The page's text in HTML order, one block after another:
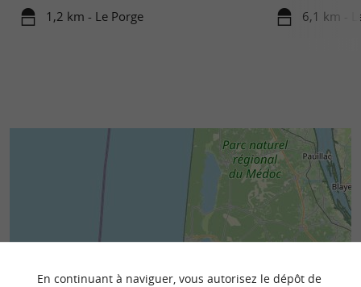
1,2 km - Le Porge 6,1 km -
En continuant à naviguer, vous autorisez le dépôt de